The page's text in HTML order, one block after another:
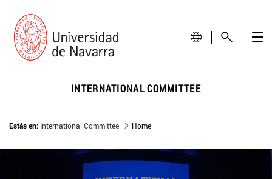
INTERNATIONAL COMMITTEE
Estás en: International Committee Home